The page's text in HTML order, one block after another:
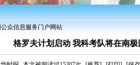
众信息服务门户网站
格罗夫计划启动 我科考队将在南